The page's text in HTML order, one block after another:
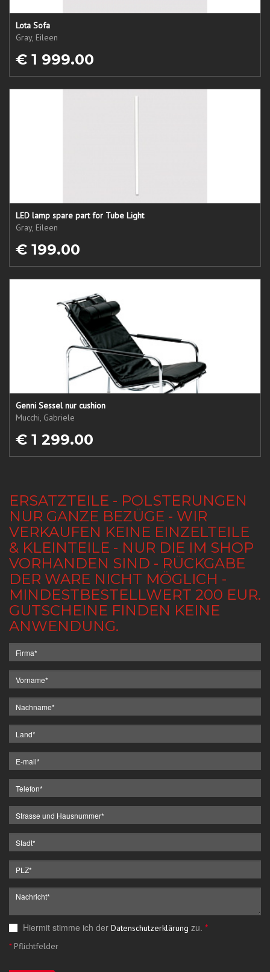
Lota Sofa
Gray, Eileen
€ 1 999.00
LED lamp spare part for Tube Light
Gray, Eileen
€ 199.00
Genni Sessel nur cushion
Mucchi, Gabriele
€ 1 299.00
ERSATZTEILE - POLSTERUNGEN
NUR GANZE BEZÜGE - WIR
VERKAUFEN KEINE EINZELTEILE
& KLEINTEILE - NUR DIE IM SHOP
VORHANDEN SIND - RÜCKGABE
DER WARE NICHT MÖGLICH -
MINDESTBESTELLWERT 200 EUR.
GUTSCHEINE FINDEN KEINE
ANWENDUNG.
Hiermit stimme ich der Datenschutzerklärung zu. *
*Pflichtfelder